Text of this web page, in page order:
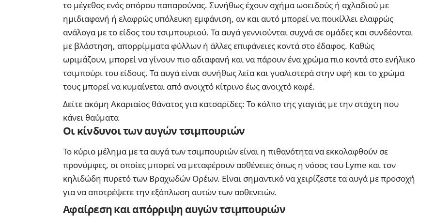
το μέγεθος ενός σπόρου παπαρούνας. Συνήθως έχουν σχήμα ωοειδούς ή αχλαδιού με
ημιδιαφανή ή ελαφρώς υπόλευκη εμφάνιση, αν και αυτό μπορεί να ποικίλλει ελαφρώς
ανάλογα με το είδος του τσιμπουριού. Τα αυγά γεννιούνται συχνά σε ομάδες και συνδέονται
με βλάστηση, απορρίμματα φύλλων ή άλλες επιφάνειες κοντά στο έδαφος. Καθώς
ωριμάζουν, μπορεί να γίνουν πιο αδιαφανή και να πάρουν ένα χρώμα πιο κοντά στο ενήλικο
τσιμπούρι του είδους. Τα αυγά είναι συνήθως λεία και γυαλιστερά στην υφή και το χρώμα
τους μπορεί να κυμαίνεται από ανοιχτό κίτρινο έως ανοιχτό καφέ.
Δείτε ακόμη Ακαριαίος θάνατος για κατσαρίδες: Το κόλπο της γιαγιάς με την στάχτη που
κάνει θαύματα
Οι κίνδυνοι των αυγών τσιμπουριών
Το κύριο μέλημα με τα αυγά των τσιμπουριών είναι η πιθανότητα να εκκολαφθούν σε
προνύμφες, οι οποίες μπορεί να μεταφέρουν ασθένειες όπως η νόσος του Lyme και τον
κηλιδώδη πυρετό των Βραχωδών Ορέων. Είναι σημαντικό να χειρίζεστε τα αυγά με προσοχή
για να αποτρέψετε την εξάπλωση αυτών των ασθενειών.
Αφαίρεση και απόρριψη αυγών τσιμπουριών